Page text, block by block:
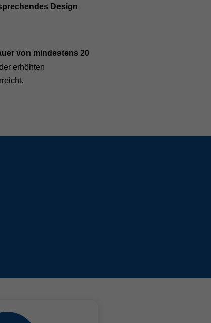
Design
von mindestens 20
erhöhten